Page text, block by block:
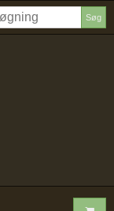
Søg